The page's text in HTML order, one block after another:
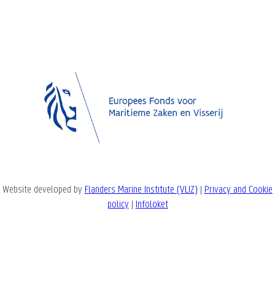
Website developed by Flanders Marine Institute (VLIZ) | Privacy and Cookie
policy | Infoloket